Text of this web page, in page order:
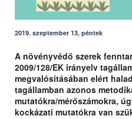
2019. szeptember 13, péntek
A növényvédő szerek
2009/128/EK irányelv
megvalósításában elért
tagállamban azonos
mutatókra/mérőszámokra,
kockázati mutatókra van